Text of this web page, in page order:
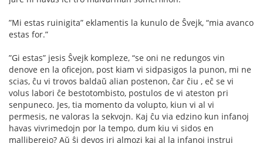
”Mi estas ruinigita” eklamentis la kunulo de Ŝvejk, “mia avanco
estas for.”
”Gi estas” jesis Ŝvejk kompleze, “se oni ne redungos vin
denove en la oﬁcejon, post kiam vi sidpasigos la punon, mi ne
scias, ĉu vi trovos baldaŭ alian postenon, ĉar ĉiu , eĉ se vi
volus labori ĉe bestotombisto, postulos de vi ateston pri
senpuneco. Jes, tia momento da volupto, kiun vi al vi
permesis, ne valoras la sekvojn. Kaj ĉu via edzino kun infanoj
havas vivrimedojn por la tempo, dum kiu vi sidos en
malliberejo? Aŭ ŝi devos iri almozi kaj al la infanoj instrui